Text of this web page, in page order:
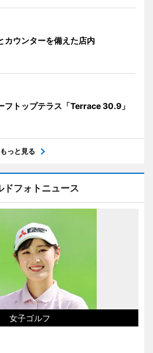
カウンターを備えた店内
フトップテラス「Terrace 30.9」
もっと見る
ドフォトニュース
女子ゴルフ